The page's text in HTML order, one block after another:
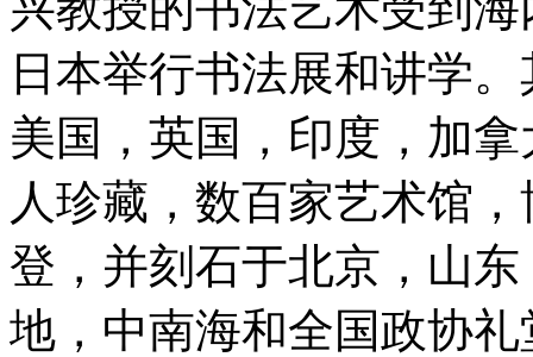
日本举行书法展和讲学
美国，英国，印度，加
人珍藏，数百家艺术馆
登，并刻石于北京，山
地，中南海和全国政协